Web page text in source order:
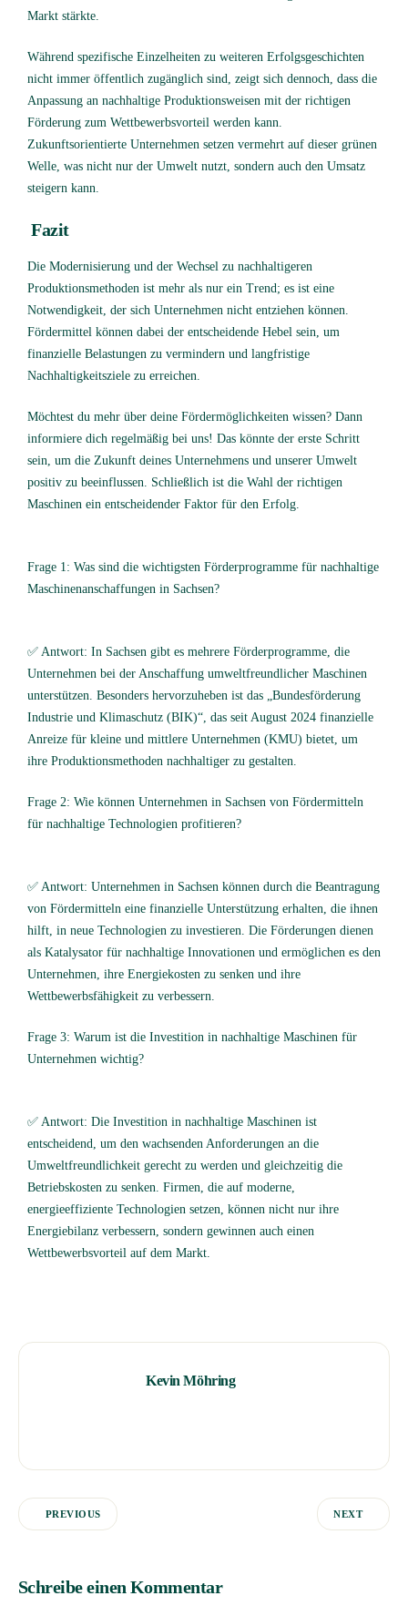
Markt stärkte.
Während spezifische Einzelheiten zu weiteren Erfolgsgeschichten
nicht immer öffentlich zugänglich sind, zeigt sich dennoch, dass die
Anpassung an nachhaltige Produktionsweisen mit der richtigen
Förderung zum Wettbewerbsvorteil werden kann.
Zukunftsorientierte Unternehmen setzen vermehrt auf dieser grünen
Welle, was nicht nur der Umwelt nutzt, sondern auch den Umsatz
steigern kann.
Fazit
Die Modernisierung und der Wechsel zu nachhaltigeren
Produktionsmethoden ist mehr als nur ein Trend; es ist eine
Notwendigkeit, der sich Unternehmen nicht entziehen können.
Fördermittel können dabei der entscheidende Hebel sein, um
finanzielle Belastungen zu vermindern und langfristige
Nachhaltigkeitsziele zu erreichen.
Möchtest du mehr über deine Fördermöglichkeiten wissen? Dann
informiere dich regelmäßig bei uns! Das könnte der erste Schritt
sein, um die Zukunft deines Unternehmens und unserer Umwelt
positiv zu beeinflussen. Schließlich ist die Wahl der richtigen
Maschinen ein entscheidender Faktor für den Erfolg.
Frage 1: Was sind die wichtigsten Förderprogramme für nachhaltige
Maschinenanschaffungen in Sachsen?
✅ Antwort: In Sachsen gibt es mehrere Förderprogramme, die
Unternehmen bei der Anschaffung umweltfreundlicher Maschinen
unterstützen. Besonders hervorzuheben ist das „Bundesförderung
Industrie und Klimaschutz (BIK)“, das seit August 2024 finanzielle
Anreize für kleine und mittlere Unternehmen (KMU) bietet, um
ihre Produktionsmethoden nachhaltiger zu gestalten.
Frage 2: Wie können Unternehmen in Sachsen von Fördermitteln
für nachhaltige Technologien profitieren?
✅ Antwort: Unternehmen in Sachsen können durch die Beantragung
von Fördermitteln eine finanzielle Unterstützung erhalten, die ihnen
hilft, in neue Technologien zu investieren. Die Förderungen dienen
als Katalysator für nachhaltige Innovationen und ermöglichen es den
Unternehmen, ihre Energiekosten zu senken und ihre
Wettbewerbsfähigkeit zu verbessern.
Frage 3: Warum ist die Investition in nachhaltige Maschinen für
Unternehmen wichtig?
✅ Antwort: Die Investition in nachhaltige Maschinen ist
entscheidend, um den wachsenden Anforderungen an die
Umweltfreundlichkeit gerecht zu werden und gleichzeitig die
Betriebskosten zu senken. Firmen, die auf moderne,
energieeffiziente Technologien setzen, können nicht nur ihre
Energiebilanz verbessern, sondern gewinnen auch einen
Wettbewerbsvorteil auf dem Markt.
Kevin Möhring
PREVIOUS NEXT
Schreibe einen Kommentar